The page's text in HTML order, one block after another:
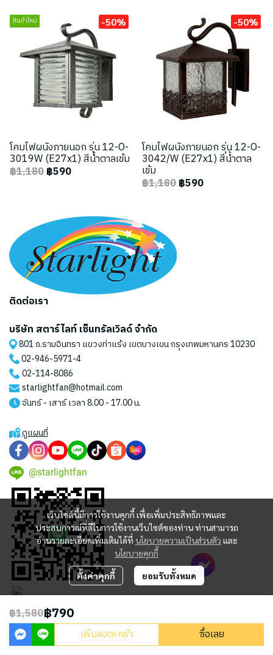
สินค้าใหม่ -50%
โคมไฟผนังภายนอก รุ่น 12-O-
3019W (E27x1) สีน้ำตาลเข้ม
฿1,180฿590
-50%
โคมไฟผนังภายนอก รุ่น 12-O-
3042/W (E27x1) สีน้ำตาล
เข้ม
฿1,180฿590
฿1,580฿790
เพิ่มลงตะกร้า ซื้อเลย
เว็บไซต์นี้มีการใช้งานคุกกี้ เพื่อเพิ่มประสิทธิภาพและ
ประสบการณ์ที่ดีในการใช้งานเว็บไซต์ของท่าน ท่านสามารถ
อ่านรายละเอียดเพิ่มเติมได้ที่ นโยบายความเป็นส่วนตัว และ
นโยบายคุกกี้
ตั้งค่าคุกกี้ ยอมรับทั้งหมด
ติดต่อเรา
บริษัท สตาร์ไลท์ เซ็นทรัลเวิลด์ จำกัด
801 ถ.รามอินทรา แขวงท่าแร้ง เขตบางเขน กรุงเทพมหานคร 10230
02-946-5971-4
02-114-8086
starlightfan@hotmail.com
จันทร์ - เสาร์ เวลา 8.00 - 17.00 น.
ดูแผนที่
@starlightfan
2023 © STARLIGHT CENTRAL WORLD CO., LTD
Powered By MakeWebEasy